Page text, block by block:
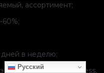
ассортимент;
дней в неделю;
Pony Express,
Русский